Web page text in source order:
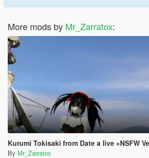
More mods by Mr_Zarratox:
Kurumi Tokisaki from Date a live +NSFW Version
By Mr_Zarratox